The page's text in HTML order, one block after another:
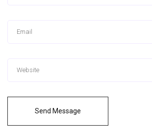
Send Message